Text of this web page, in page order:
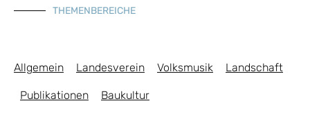
THEMENBEREICHE
Allgemein Landesverein Volksmusik Landschaft
Publikationen Baukultur